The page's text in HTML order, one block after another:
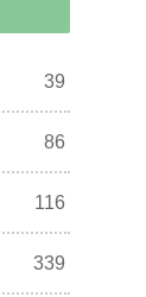
39
86
116
339